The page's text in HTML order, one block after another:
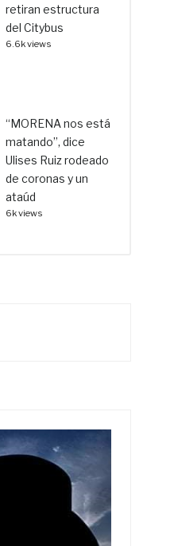
retiran estructura
del Citybus
6.6k views
“MORENA nos está
matando”, dice
Ulises Ruiz rodeado
de coronas y un
ataúd
6k views